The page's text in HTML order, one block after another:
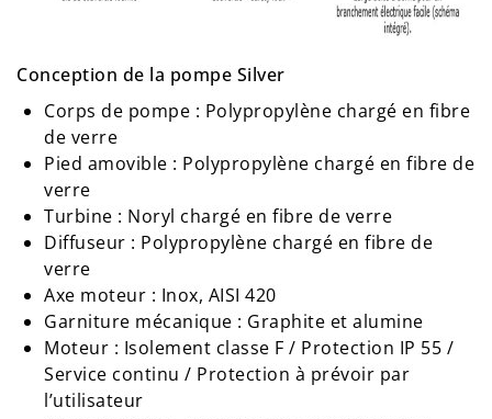
Conception de la pompe Silver
Corps de pompe : Polypropylène chargé en fibre
de verre
Pied amovible : Polypropylène chargé en fibre de
verre
Turbine : Noryl chargé en fibre de verre
Diffuseur : Polypropylène chargé en fibre de
verre
Axe moteur : Inox, AISI 420
Garniture mécanique : Graphite et alumine
Moteur : Isolement classe F / Protection IP 55 /
Service continu / Protection à prévoir par
l’utilisateur